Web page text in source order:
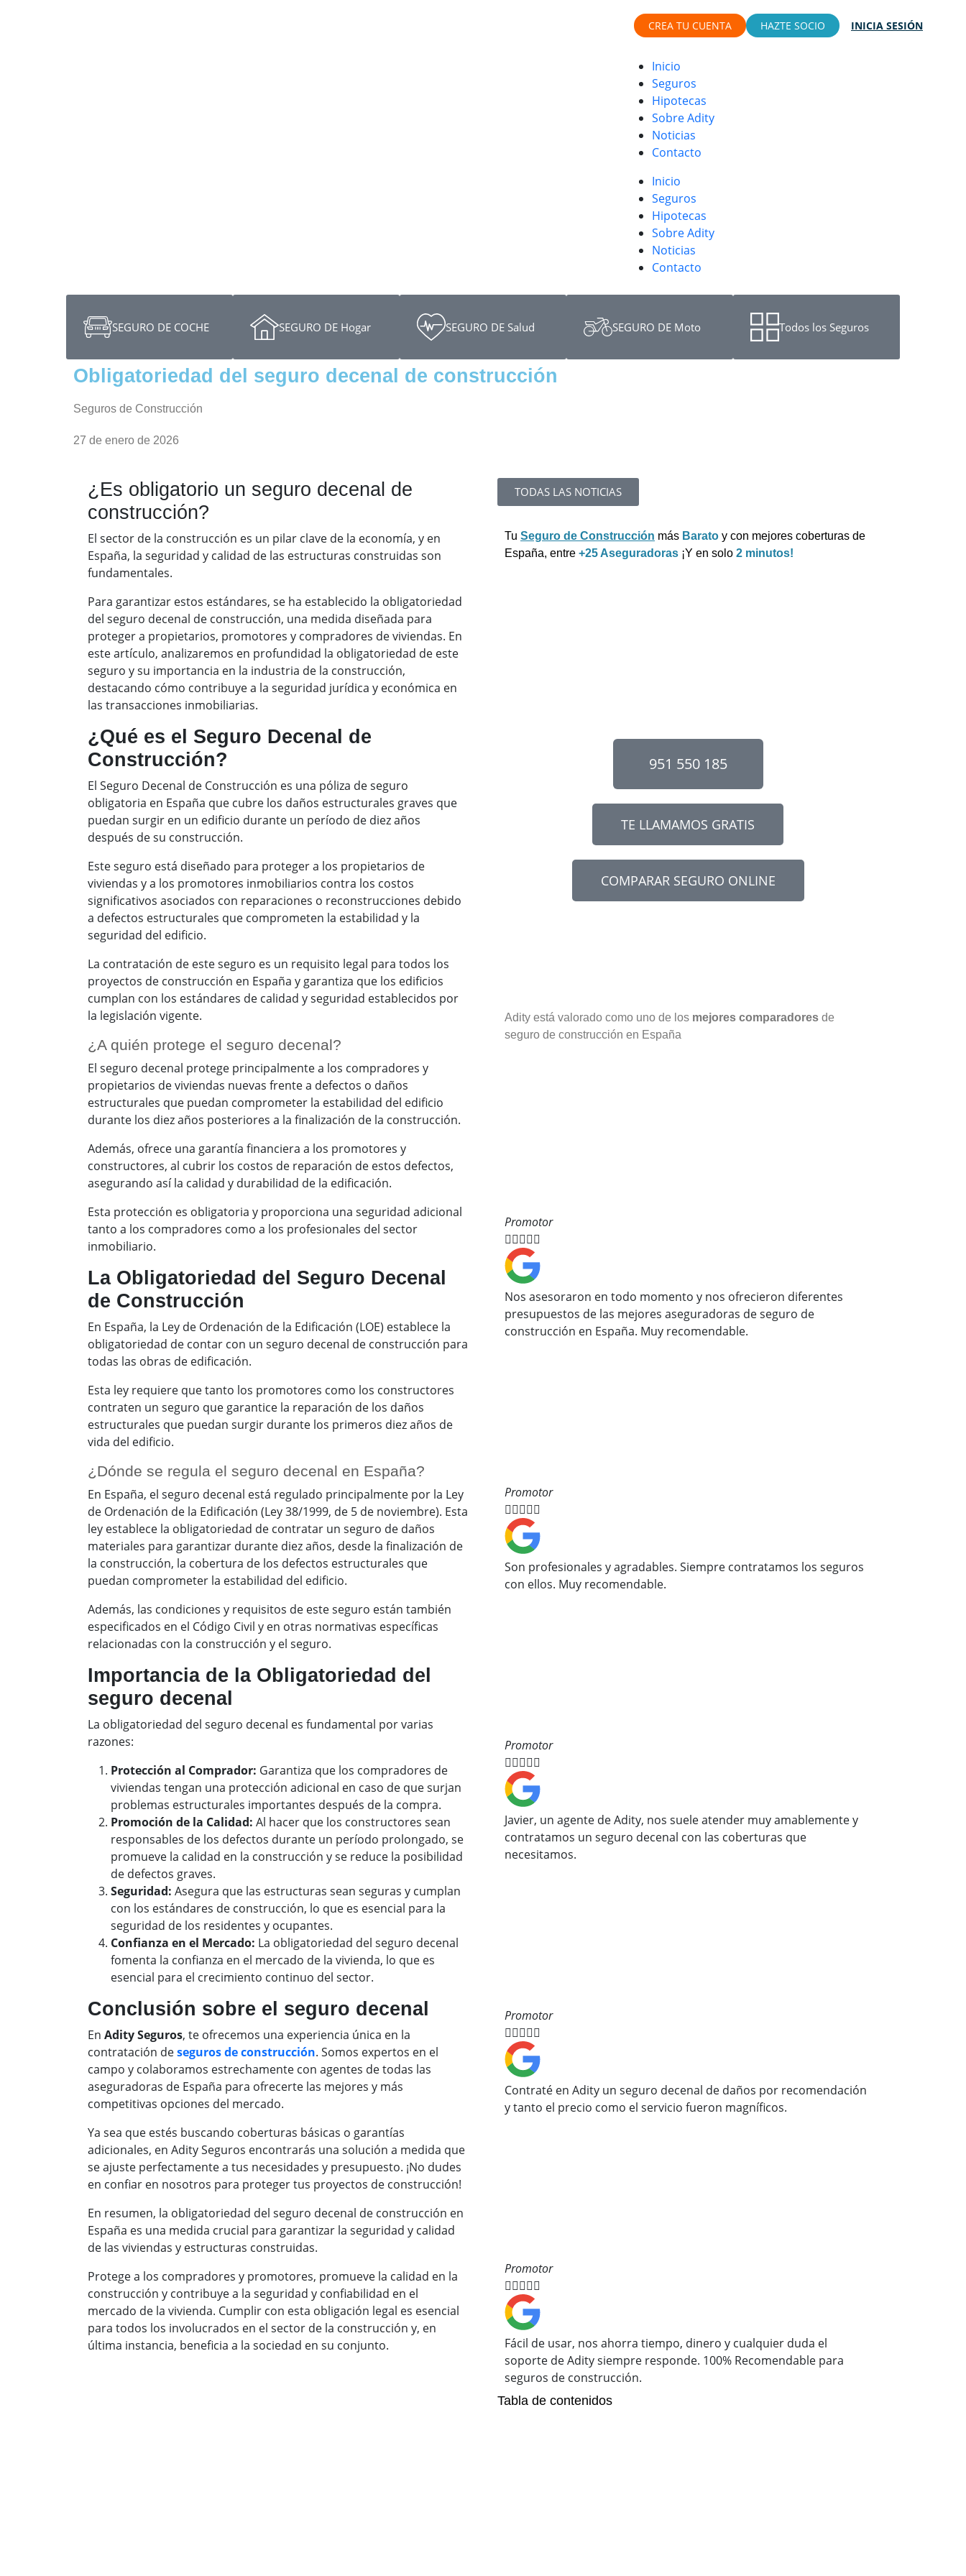
CREA TU CUENTA HAZTE SOCIO INICIA SESIÓN
Inicio
Seguros
Hipotecas
Sobre Adity
Noticias
Contacto
Inicio
Seguros
Hipotecas
Sobre Adity
Noticias
Contacto
SEGURO DE COCHE SEGURO DE Hogar SEGURO DE Salud SEGURO DE Moto Todos los Seguros
Obligatoriedad del seguro decenal de construcción
Seguros de Construcción
27 de enero de 2026
¿Es obligatorio un seguro decenal de
construcción?
El sector de la construcción es un pilar clave de la economía, y en
España, la seguridad y calidad de las estructuras construidas son
fundamentales.
Para garantizar estos estándares, se ha establecido la obligatoriedad
del seguro decenal de construcción, una medida diseñada para
proteger a propietarios, promotores y compradores de viviendas. En
este artículo, analizaremos en profundidad la obligatoriedad de este
seguro y su importancia en la industria de la construcción,
destacando cómo contribuye a la seguridad jurídica y económica en
las transacciones inmobiliarias.
¿Qué es el Seguro Decenal de
Construcción?
El Seguro Decenal de Construcción es una póliza de seguro
obligatoria en España que cubre los daños estructurales graves que
puedan surgir en un edificio durante un período de diez años
después de su construcción.
Este seguro está diseñado para proteger a los propietarios de
viviendas y a los promotores inmobiliarios contra los costos
significativos asociados con reparaciones o reconstrucciones debido
a defectos estructurales que comprometen la estabilidad y la
seguridad del edificio.
La contratación de este seguro es un requisito legal para todos los
proyectos de construcción en España y garantiza que los edificios
cumplan con los estándares de calidad y seguridad establecidos por
la legislación vigente.
¿A quién protege el seguro decenal?
El seguro decenal protege principalmente a los compradores y
propietarios de viviendas nuevas frente a defectos o daños
estructurales que puedan comprometer la estabilidad del edificio
durante los diez años posteriores a la finalización de la construcción.
Además, ofrece una garantía financiera a los promotores y
constructores, al cubrir los costos de reparación de estos defectos,
asegurando así la calidad y durabilidad de la edificación.
Esta protección es obligatoria y proporciona una seguridad adicional
tanto a los compradores como a los profesionales del sector
inmobiliario.
La Obligatoriedad del Seguro Decenal
de Construcción
En España, la Ley de Ordenación de la Edificación (LOE) establece la
obligatoriedad de contar con un seguro decenal de construcción para
todas las obras de edificación.
Esta ley requiere que tanto los promotores como los constructores
contraten un seguro que garantice la reparación de los daños
estructurales que puedan surgir durante los primeros diez años de
vida del edificio.
¿Dónde se regula el seguro decenal en España?
En España, el seguro decenal está regulado principalmente por la Ley
de Ordenación de la Edificación (Ley 38/1999, de 5 de noviembre). Esta
ley establece la obligatoriedad de contratar un seguro de daños
materiales para garantizar durante diez años, desde la finalización de
la construcción, la cobertura de los defectos estructurales que
puedan comprometer la estabilidad del edificio.
Además, las condiciones y requisitos de este seguro están también
especificados en el Código Civil y en otras normativas específicas
relacionadas con la construcción y el seguro.
Importancia de la Obligatoriedad del
seguro decenal
La obligatoriedad del seguro decenal es fundamental por varias
razones:
Protección al Comprador: Garantiza que los compradores de
viviendas tengan una protección adicional en caso de que surjan
problemas estructurales importantes después de la compra.
Promoción de la Calidad: Al hacer que los constructores sean
responsables de los defectos durante un período prolongado, se
promueve la calidad en la construcción y se reduce la posibilidad
de defectos graves.
Seguridad: Asegura que las estructuras sean seguras y cumplan
con los estándares de construcción, lo que es esencial para la
seguridad de los residentes y ocupantes.
Confianza en el Mercado: La obligatoriedad del seguro decenal
fomenta la confianza en el mercado de la vivienda, lo que es
esencial para el crecimiento continuo del sector.
Conclusión sobre el seguro decenal
En Adity Seguros, te ofrecemos una experiencia única en la
contratación deseguros de construcción. Somos expertos en el
campo y colaboramos estrechamente con agentes de todas las
aseguradoras de España para ofrecerte las mejores y más
competitivas opciones del mercado.
Ya sea que estés buscando coberturas básicas o garantías
adicionales, en Adity Seguros encontrarás una solución a medida que
se ajuste perfectamente a tus necesidades y presupuesto. ¡No dudes
en confiar en nosotros para proteger tus proyectos de construcción!
En resumen, la obligatoriedad del seguro decenal de construcción en
España es una medida crucial para garantizar la seguridad y calidad
de las viviendas y estructuras construidas.
Protege a los compradores y promotores, promueve la calidad en la
construcción y contribuye a la seguridad y confiabilidad en el
mercado de la vivienda. Cumplir con esta obligación legal es esencial
para todos los involucrados en el sector de la construcción y, en
última instancia, beneficia a la sociedad en su conjunto.
TODAS LAS NOTICIAS
Tu Seguro de Construcción más Barato y con mejores coberturas de
España, entre +25 Aseguradoras ¡Y en solo 2 minutos!
951 550 185
TE LLAMAMOS GRATIS
COMPARAR SEGURO ONLINE
Adity está valorado como uno de los mejores comparadores de
seguro de construcción en España
Promotor

Nos asesoraron en todo momento y nos ofrecieron diferentes
presupuestos de las mejores aseguradoras de seguro de
construcción en España. Muy recomendable.
Promotor

Son profesionales y agradables. Siempre contratamos los seguros
con ellos. Muy recomendable.
Promotor

Javier, un agente de Adity, nos suele atender muy amablemente y
contratamos un seguro decenal con las coberturas que
necesitamos.
Promotor

Contraté en Adity un seguro decenal de daños por recomendación
y tanto el precio como el servicio fueron magníficos.
Promotor

Fácil de usar, nos ahorra tiempo, dinero y cualquier duda el
soporte de Adity siempre responde. 100% Recomendable para
seguros de construcción.
Tabla de contenidos